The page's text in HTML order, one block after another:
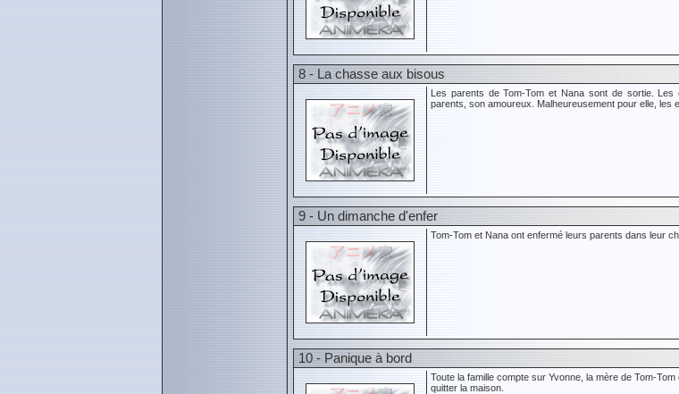
8 - La chasse aux bisous
Les parents de Tom-Tom et Nana sont de sortie.
parents, son amoureux. Malheureusement pour elle, les
9 - Un dimanche d'enfer
Tom-Tom et Nana ont enfermé leurs parents dans leur
10 - Panique à bord
Toute la famille compte sur Yvonne, la mère de Tom-
quitter la maison.